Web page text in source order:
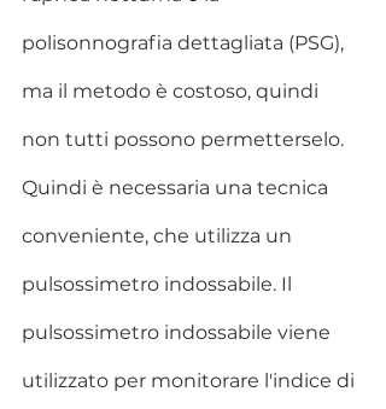
polisonnografia dettagliata (PSG),
ma il metodo è costoso, quindi
non tutti possono permetterselo.
Quindi è necessaria una tecnica
conveniente, che utilizza un
pulsossimetro indossabile. Il
pulsossimetro indossabile viene
utilizzato per monitorare l'indice di